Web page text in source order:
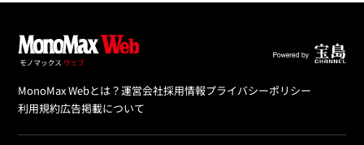
MonoMax Webとは？運営会社採用情報プライバシーポリシー
利用規約広告掲載について